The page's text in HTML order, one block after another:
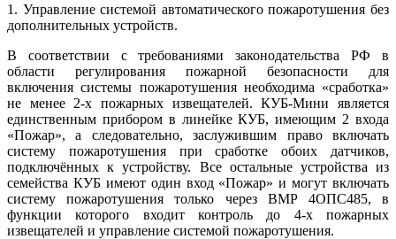
1. Управление системой автоматического пожаротушения без
дополнительных устройств.
В соответствии с требованиями законодательства РФ в
области регулирования пожарной безопасности для
включения системы пожаротушения необходима «сработка»
не менее 2-х пожарных извещателей. КУБ-Мини является
единственным прибором в линейке КУБ, имеющим 2 входа
«Пожар», а следовательно, заслужившим право включать
систему пожаротушения при сработке обоих датчиков,
подключённых к устройству. Все остальные устройства из
семейства КУБ имеют один вход «Пожар» и могут включать
систему пожаротушения только через ВМР 4ОПС485, в
функции которого входит контроль до 4-х пожарных
извещателей и управление системой пожаротушения.